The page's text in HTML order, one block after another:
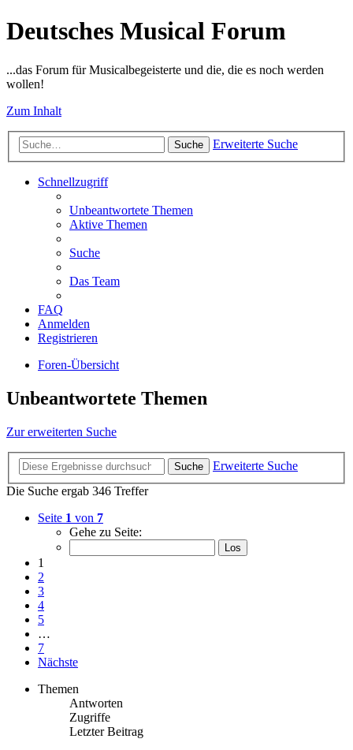
Deutsches Musical Forum
...das Forum für Musicalbegeisterte und die, die es noch werden
wollen!
Zum Inhalt
Suche Erweiterte Suche
Schnellzugriff
Unbeantwortete Themen
Aktive Themen
Suche
Das Team
FAQ
Anmelden
Registrieren
Foren-Übersicht
Unbeantwortete Themen
Zur erweiterten Suche
Suche
Erweiterte Suche
Die Suche ergab 346 Treffer
Seite 1 von 7
Gehe zu Seite:
1
2
3
4
5
…
7
Nächste
Themen
Antworten
Zugriffe
Letzter Beitrag